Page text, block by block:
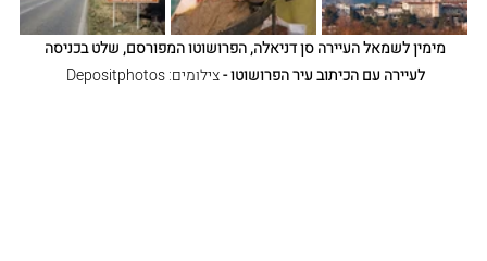
מימין לשמאל העיירה סן דניאלה, הפרושוטו המפורסם, שלט בכניסה
לעיירה עם הכיתוב עיר הפרושוטו - צילומים: Depositphotos